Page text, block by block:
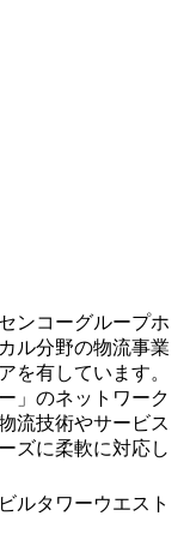
ンコーグループホ
ル分野の物流事業
を有しています。
」のネットワーク
流技術やサービス
ズに柔軟に対応し
ルタワーウエスト